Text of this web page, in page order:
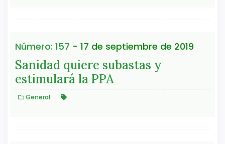
Número: 157 - 17 de septiembre de 2019
Sanidad quiere subastas y
estimulará la PPA
General